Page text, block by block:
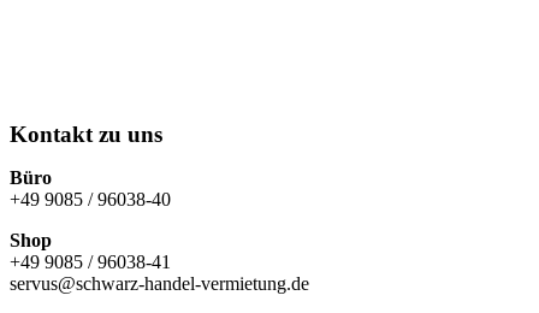
Kontakt zu uns
Büro
+49 9085 / 96038-40
Shop
+49 9085 / 96038-41
servus@schwarz-handel-vermietung.de